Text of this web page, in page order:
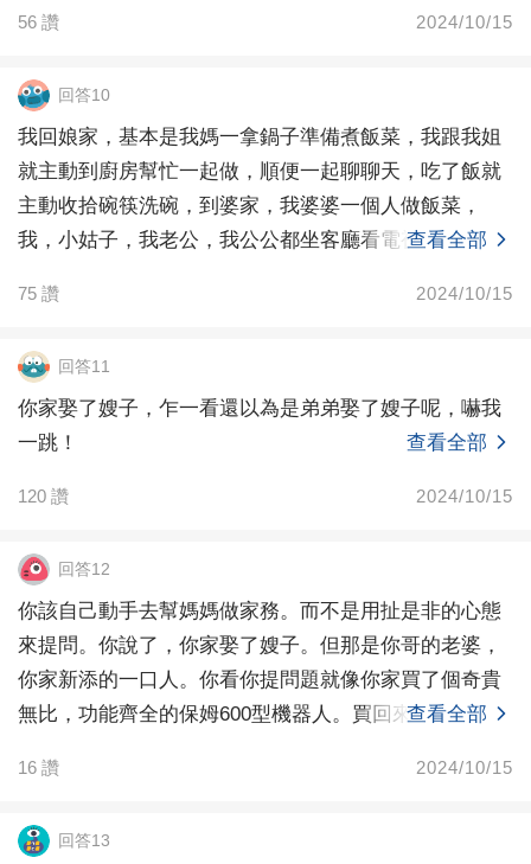
56 讚 2024/10/15
回答10
我回娘家，基本是我媽一拿鍋子準備煮飯菜，我跟我姐
就主動到廚房幫忙一起做，順便一起聊聊天，吃了飯就
主動收拾碗筷洗碗，到婆家，我婆婆一個人做飯菜，
我，小姑子，我老公，我公公都坐客廳看電視，看都不
查看全部
75 讚 2024/10/15
回答11
你家娶了嫂子，乍一看還以為是弟弟娶了嫂子呢，嚇我
一跳！
查看全部
120 讚 2024/10/15
回答12
你該自己動手去幫媽媽做家務。而不是用扯是非的心態
來提問。你說了，你家娶了嫂子。但那是你哥的老婆，
你家新添的一口人。你看你提問題就像你家買了個奇貴
無比，功能齊全的保姆600型機器人。買回來了沒帶說明
查看全部
16 讚 2024/10/15
回答13